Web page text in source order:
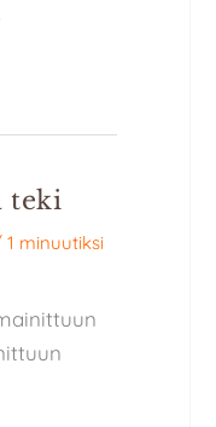
teki
1 minuutiksi